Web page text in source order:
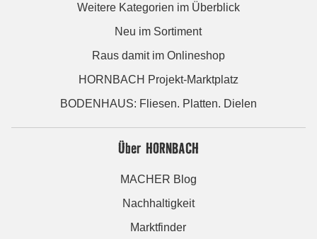
Weitere Kategorien im Überblick
Neu im Sortiment
Raus damit im Onlineshop
HORNBACH Projekt-Marktplatz
BODENHAUS: Fliesen. Platten. Dielen
Über HORNBACH
MACHER Blog
Nachhaltigkeit
Marktfinder